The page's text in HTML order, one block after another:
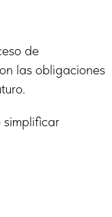
de
las obligaciones
simplificar